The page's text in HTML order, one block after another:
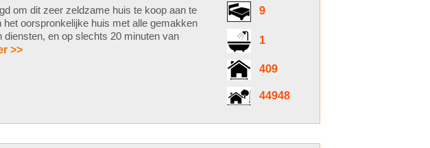
9
1
409
44948
om dit zeer zeldzame huis te koop aan te
oorspronkelijke huis met alle gemakken
en op slechts 20 minuten van
>>